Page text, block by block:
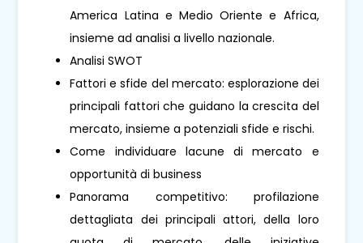
America Latina e Medio Oriente e Africa,
insieme ad analisi a livello nazionale.
Analisi SWOT
Fattori e sfide del mercato: esplorazione dei
principali fattori che guidano la crescita del
mercato, insieme a potenziali sfide e rischi.
Come individuare lacune di mercato e
opportunità di business
Panorama competitivo: profilazione
dettagliata dei principali attori, della loro